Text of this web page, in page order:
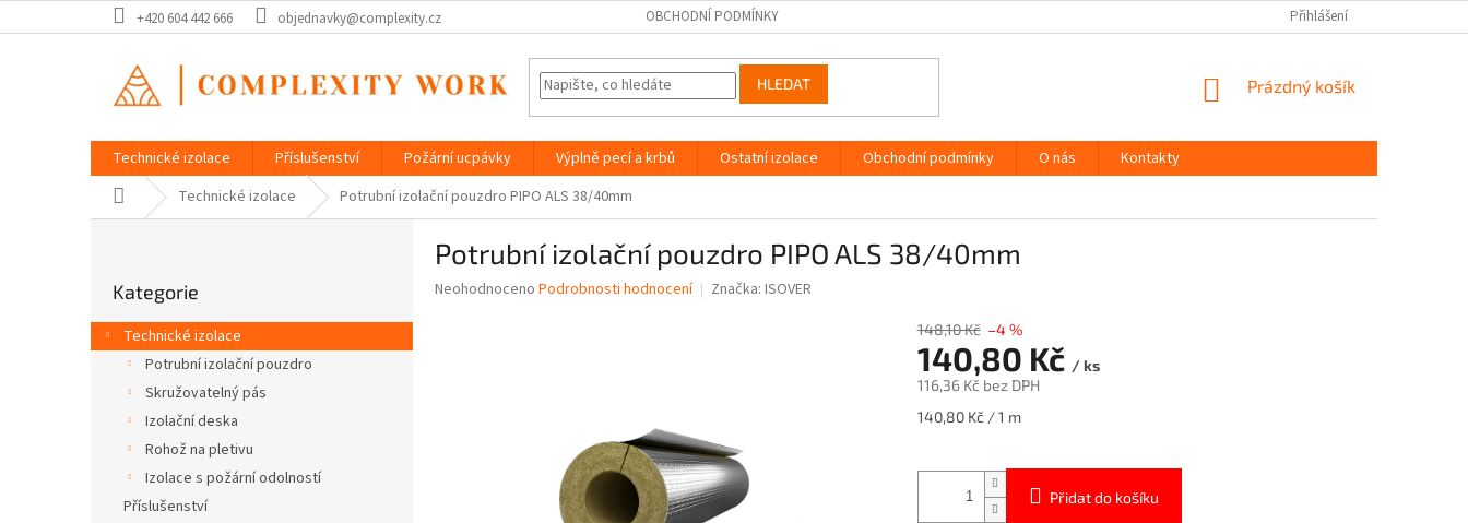
na
+420 604 442 666 objednavky@complexity.cz OBCHODNÍ PODMÍNKY Přihlášení
HLEDAT
NÁKUPNÍ
Prázdný košík
Technické izolace Příslušenství Požární ucpávky Výplně pecí a krbů Ostatní izolace Obchodní podmínky O nás
Kontakty
Domů Technické izolace Potrubní izolační pouzdro PIPO ALS 38/40mm
r
a
kategorie
Kategorie
Technické izolace
Potrubní izolační pouzdro
Skružovatelný pás
Izolační deska
Rohož na pletivu
Izolace s požární odolností
Příslušenství
Potrubní izolační pouzdro PIPO ALS 38/40mm
Průměrné
Neohodnoceno Podrobnosti hodnocení Značka: ISOVER
148,10 Kč –4 %
140,80 Kč / ks
116,36 Kč bez DPH
Měrná
140,80 Kč / 1 m
Přidat do košíku